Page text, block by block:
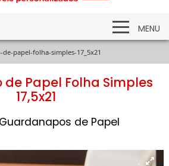
MENU
papel-folha-simples-17_5x21
Papel Folha Simples
17,5x21
de Papel